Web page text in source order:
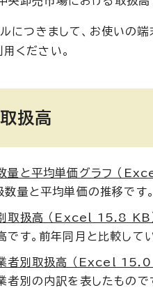
につきまして、お使いの
ください。
扱高
量と平均単価グラフ （
数量と平均単価の推移です。
取扱高 （Excel 15.8 KB
す。前年同月と比較してい
者別取扱高 （Excel 15.0
者別の内訳を表したもので